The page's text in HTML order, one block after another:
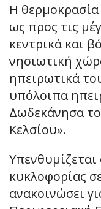
Η
ως προς τις
κεντρικά και
νησιωτική
ηπειρωτικά
υπόλοιπα
Δωδεκάνησα
Κελσίου».
κυκλοφορίας
ανακοινώσει